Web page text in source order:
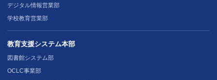
デジタル情報営業部
学校教育営業部
教育支援システム本部
図書館システム部
OCLC事業部